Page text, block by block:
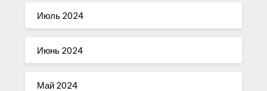
Июль 2024
Июнь 2024
Май 2024